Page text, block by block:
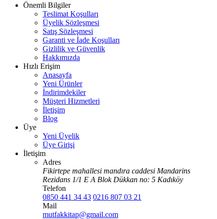
Önemli Bilgiler
Teslimat Koşulları
Üyelik Sözleşmesi
Satış Sözleşmesi
Garanti ve İade Koşulları
Gizlilik ve Güvenlik
Hakkımızda
Hızlı Erişim
Anasayfa
Yeni Ürünler
İndirimdekiler
Müşteri Hizmetleri
İletişim
Blog
Üye
Yeni Üyelik
Üye Girişi
İletişim
Adres
Fikirtepe mahallesi mandıra caddesi Mandarins
Rezidans 1/1 E A Blok Dükkan no: 5 Kadıköy
Telefon
0850 441 34 43 0216 807 03 21
Mail
mutfakkitap@gmail.com